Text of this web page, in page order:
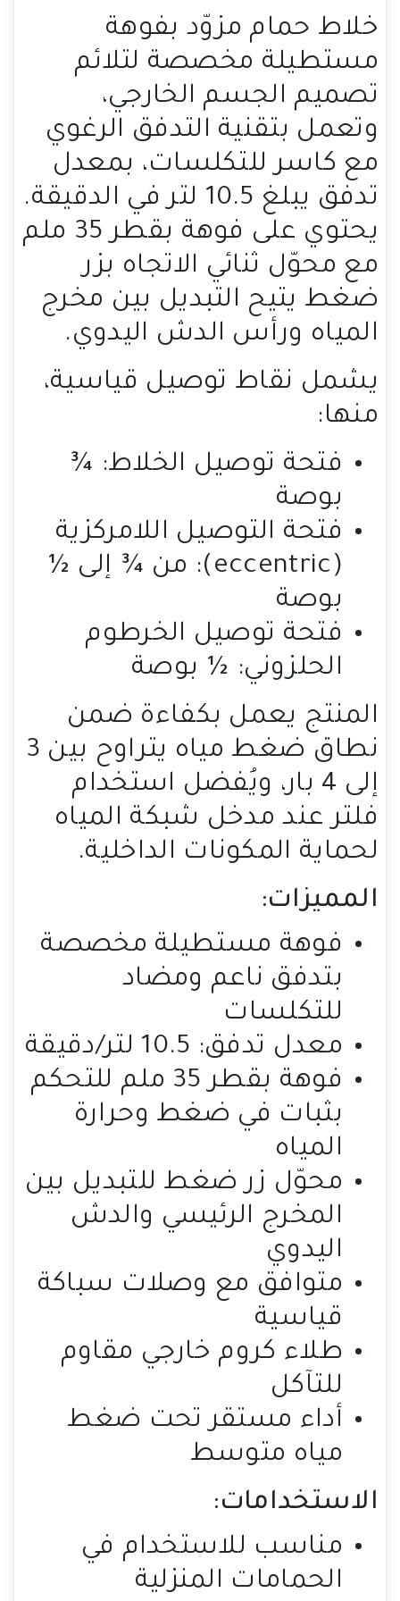
خلاط حمام مزوّد بفوهة
مستطيلة مخصصة لتلائم
تصميم الجسم الخارجي،
وتعمل بتقنية التدفق الرغوي
مع كاسر للتكلسات، بمعدل
تدفق يبلغ 10.5 لتر في الدقيقة.
يحتوي على فوهة بقطر 35 ملم
مع محوّل ثنائي الاتجاه بزر
ضغط يتيح التبديل بين مخرج
المياه ورأس الدش اليدوي.
يشمل نقاط توصيل قياسية،
منها:
فتحة توصيل الخلاط: ¾
بوصة
فتحة التوصيل اللامركزية
(eccentric): من ¾ إلى ½
بوصة
فتحة توصيل الخرطوم
الحلزوني: ½ بوصة
المنتج يعمل بكفاءة ضمن
نطاق ضغط مياه يتراوح بين 3
إلى 4 بار، ويُفضل استخدام
فلتر عند مدخل شبكة المياه
لحماية المكونات الداخلية.
المميزات:
فوهة مستطيلة مخصصة
بتدفق ناعم ومضاد
للتكلسات
معدل تدفق: 10.5 لتر/دقيقة
فوهة بقطر 35 ملم للتحكم
بثبات في ضغط وحرارة
المياه
محوّل زر ضغط للتبديل بين
المخرج الرئيسي والدش
اليدوي
متوافق مع وصلات سباكة
قياسية
طلاء كروم خارجي مقاوم
للتآكل
أداء مستقر تحت ضغط
مياه متوسط
الاستخدامات:
مناسب للاستخدام في
الحمامات المنزلية